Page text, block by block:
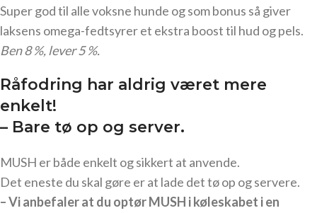
Super god til alle voksne hunde og som bonus så giver
laksens omega-fedtsyrer et ekstra boost til hud og pels.
Ben 8 %, lever 5 %.
Råfodring har aldrig været mere
enkelt!
– Bare tø op og server.
MUSH er både enkelt og sikkert at anvende.
Det eneste du skal gøre er at lade det tø op og servere.
– Vi anbefaler at du optør MUSH i køleskabet i en